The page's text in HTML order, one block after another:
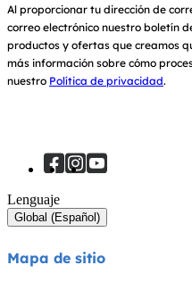
Al proporcionar tu dirección de
correo electrónico nuestro boletín
productos y ofertas que creamos
más información sobre cómo
nuestro Política de privacidad.
Lenguaje
Global (Español)
Mapa de sitio